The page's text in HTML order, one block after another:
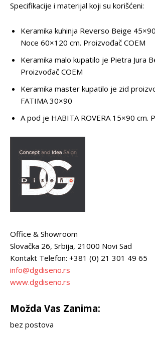
Specifikacije i materijal koji su korišćeni:
Keramika kuhinja Reverso Beige
Noce 60×120 cm. Proizvođač COEM
Keramika malo kupatilo je Pietra Jura
Proizvođač COEM
Keramika master kupatilo je zid
FATIMA 30×90
A pod je HABITA ROVERA 15×90 cm.
Office & Showroom
Slovačka 26, Srbija, 21000 Novi Sad
Kontakt Telefon: +381 (0) 21 301 49 65
info@dgdiseno.rs
www.dgdiseno.rs
Možda Vas Zanima:
bez postova